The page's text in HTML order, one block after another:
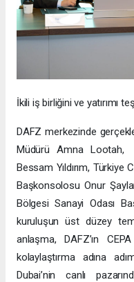
İkili iş birliğini ve yatırımı
DAFZ merkezinde
Müdürü Amna Lootah,
Bessam Yıldırım,
Başkonsolosu Onur
Bölgesi Sanayi Odası
kuruluşun üst düzey
anlaşma, DAFZ’ın
kolaylaştırma adına
Dubai’nin canlı